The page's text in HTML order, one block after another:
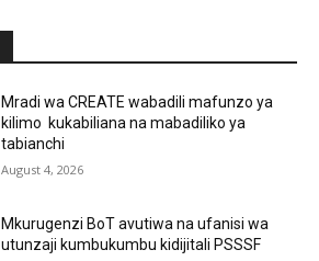
Mradi wa CREATE wabadili mafunzo ya
kilimo kukabiliana na mabadiliko ya
tabianchi
August 4, 2026
Mkurugenzi BoT avutiwa na ufanisi wa
utunzaji kumbukumbu kidijitali PSSSF